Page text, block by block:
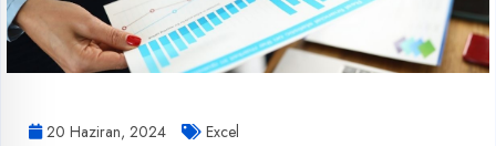
20 Haziran, 2024 Excel